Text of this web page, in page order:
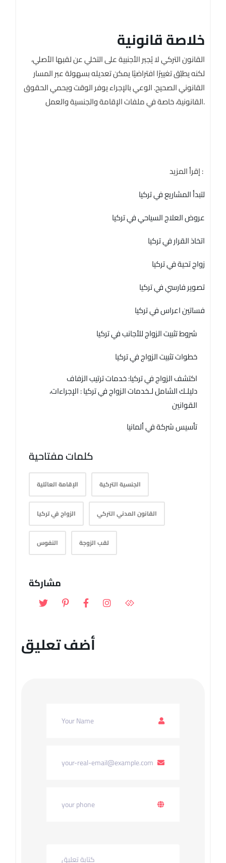
خلاصة قانونية
القانون التركي لا يُجبر الأجنبية على التخلي عن لقبها الأصلي،
لكنه يطبّق تغييرًا افتراضيًا يمكن تعديله بسهولة عبر المسار
القانوني الصحيح. الوعي بالإجراء يوفر الوقت ويحمي الحقوق
القانونية، خاصة في ملفات الإقامة والجنسية والعمل.
إقرأ المزيد :
لتبدأ المشاريع في تركيا
عروض العلاج السياحي في تركيا
اتخاذ القرار في تركيا
زواج تحية في تركيا
تصوير فارسي في تركيا
فساتين اعراس في تركيا
شروط تثبيت الزواج للأجانب في تركيا
خطوات تثبيت الزواج في تركيا
اكتشف الزواج في تركيا: خدمات ترتيب الزفاف
دليلـك الشامل لـخدمات الزواج في تركيا : الإجراءات،
القوانين
تأسيس شركة في ألمانيا
كلمات مفتاحية
الإقامة العائلية الجنسية التركية
الزواج في تركيا القانون المدني التركي
النفوس لقب الزوجة
مشاركة
أضف تعليق